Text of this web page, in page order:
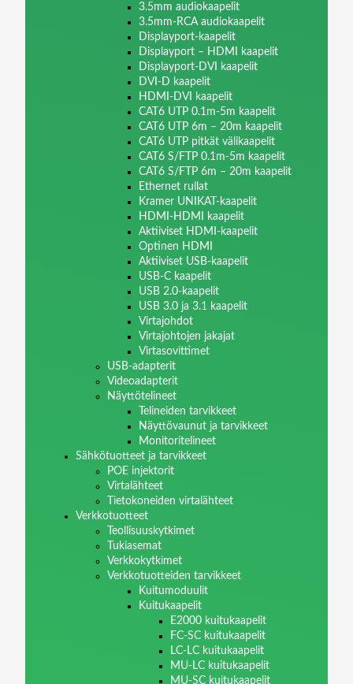
3.5mm audiokaapelit
3.5mm-RCA audiokaapelit
Displayport-kaapelit
Displayport – HDMI kaapelit
Displayport-DVI kaapelit
DVI-D kaapelit
HDMI-DVI kaapelit
CAT6 UTP 0.1m-5m kaapelit
CAT6 UTP 6m – 20m kaapelit
CAT6 UTP pitkät välikaapelit
CAT6 S/FTP 0.1m-5m kaapelit
CAT6 S/FTP 6m – 20m kaapelit
Ethernet rullat
Kramer UNIKAT-kaapelit
HDMI-HDMI kaapelit
Aktiiviset HDMI-kaapelit
Optinen HDMI
Aktiiviset USB-kaapelit
USB-C kaapelit
USB 2.0-kaapelit
USB 3.0 ja 3.1 kaapelit
Virtajohdot
Virtajohtojen jakajat
Virtasovittimet
USB-adapterit
Videoadapterit
Näyttötelineet
Telineiden tarvikkeet
Näyttövaunut ja tarvikkeet
Monitoritelineet
Sähkötuotteet ja tarvikkeet
POE injektorit
Virtalähteet
Tietokoneiden virtalähteet
Verkkotuotteet
Teollisuuskytkimet
Tukiasemat
Verkkokytkimet
Verkkotuotteiden tarvikkeet
Kuitumoduulit
Kuitukaapelit
E2000 kuitukaapelit
FC-SC kuitukaapelit
LC-LC kuitukaapelit
MU-LC kuitukaapelit
MU-SC kuitukaapelit